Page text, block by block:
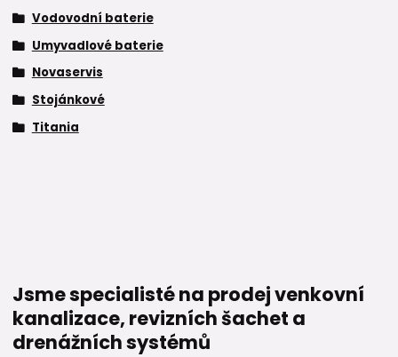
Vodovodní baterie
Umyvadlové baterie
Novaservis
Stojánkové
Titania
Jsme specialisté na prodej venkovní
kanalizace, revizních šachet a
drenážních systémů